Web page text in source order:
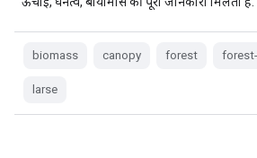
biomass canopy forest
larse